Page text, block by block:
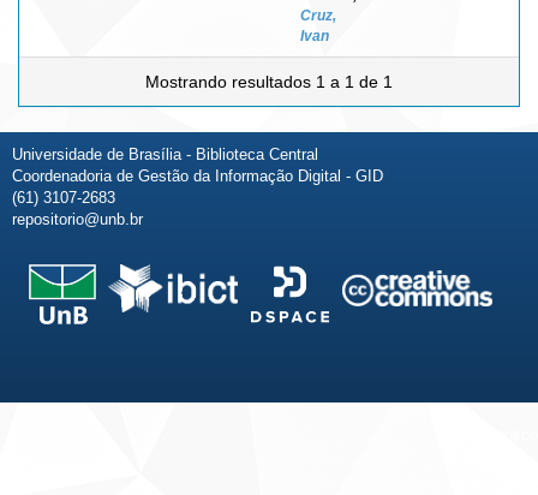
Cruz,
Ivan
Mostrando resultados 1 a 1 de 1
Universidade de Brasília - Biblioteca Central
Coordenadoria de Gestão da Informação Digital - GID
(61) 3107-2683
repositorio@unb.br